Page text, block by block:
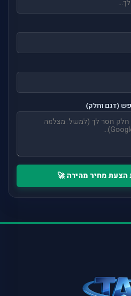
(דגם וחלק)
מחיר מהירה 🚀